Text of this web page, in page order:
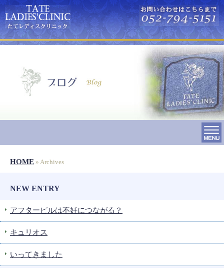
HOME » Archives
NEW ENTRY
アフターピルは不妊につながる？
キュリオス
いってきました